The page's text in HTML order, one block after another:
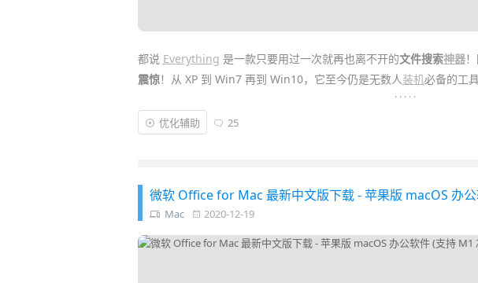
都说 Everything 是一款只要用过一次就再也离不开的文件搜索神器
震惊！从 XP 到 Win7 再到 Win10，它至今仍是无数人装机必备的工具
虽然在新版的Windows 10
比之下 Everything 查找文件的
. . . . .
优化辅助 25
微软 Office for Mac 最新中文版下载 - 苹果版 macOS 办
Mac 2020-12-19